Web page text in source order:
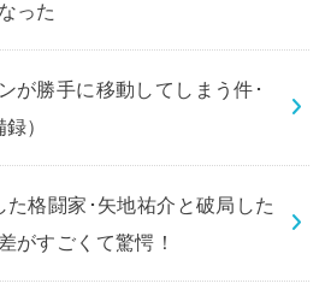
った
が勝手に移動してしまう件･
）
た格闘家･矢地祐介と破局した
がすごくて驚愕！